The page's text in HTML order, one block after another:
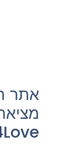
אתר